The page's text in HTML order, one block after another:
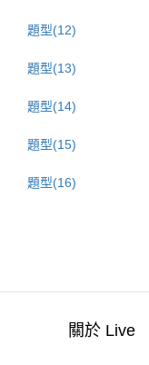
題型(12)
題型(13)
題型(14)
題型(15)
題型(16)
關於 Live